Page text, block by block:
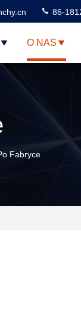
86-
O NAS
Fabryce